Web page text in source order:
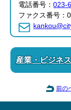
電話番号：023-
ファクス番号：
産業・ビジネス
前の